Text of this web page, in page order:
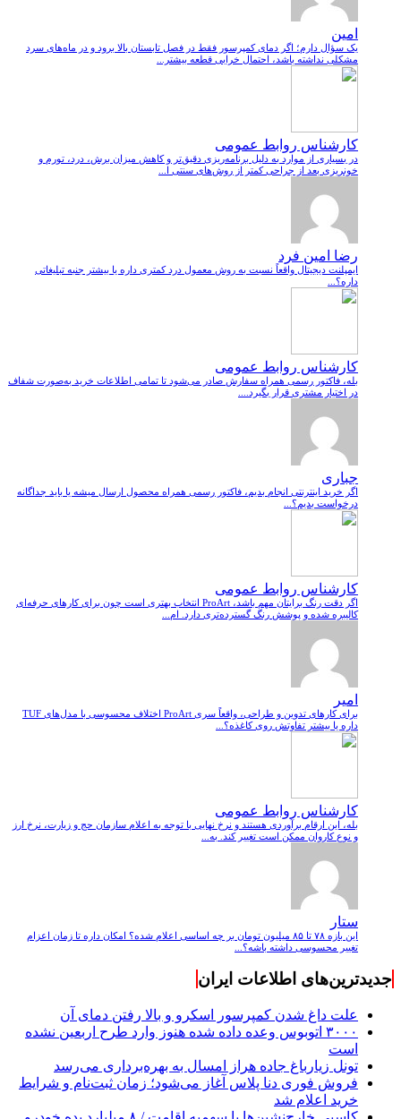
امین
یک سؤال دارم؛ اگر دمای کمپرسور فقط در فصل تابستان بالا برود و در ماه‌های سرد
مشکلی نداشته باشد، احتمال خرابی قطعه بیشتر...
کارشناس روابط عمومی
در بسیاری از موارد به دلیل برنامه‌ریزی دقیق‌تر و کاهش میزان برش، درد، تورم و
خونریزی بعد از جراحی کمتر از روش‌های سنتی ا...
رضا امین فرد
ایمپلنت دیجیتال واقعاً نسبت به روش معمول درد کمتری داره یا بیشتر جنبه تبلیغاتی
داره؟...
کارشناس روابط عمومی
بله، فاکتور رسمی همراه سفارش صادر می‌شود تا تمامی اطلاعات خرید به‌صورت شفاف
در اختیار مشتری قرار بگیرد....
جباری
اگر خرید اینترنتی انجام بدیم، فاکتور رسمی همراه محصول ارسال میشه یا باید جداگانه
درخواست بدیم؟...
کارشناس روابط عمومی
اگر دقت رنگ برایتان مهم باشد، ProArt انتخاب بهتری است چون برای کارهای حرفه‌ای
کالیبره شده و پوشش رنگ گسترده‌تری دارد. ام...
امیر
برای کارهای تدوین و طراحی، واقعاً سری ProArt اختلاف محسوسی با مدل‌های TUF
داره یا بیشتر تفاوتش روی کاغذه؟...
کارشناس روابط عمومی
بله، این ارقام برآوردی هستند و نرخ نهایی با توجه به اعلام سازمان حج و زیارت، نرخ ارز
و نوع کاروان ممکن است تغییر کند. به...
ستار
این بازه ۷۸ تا ۸۵ میلیون تومان بر چه اساسی اعلام شده؟ امکان داره تا زمان اعزام
تغییر محسوسی داشته باشه؟...
جدیدترین‌های اطلاعات ایران
علت داغ شدن کمپرسور اسکرو و بالا رفتن دمای آن
۳۰۰۰ اتوبوس وعده داده شده هنوز وارد طرح اربعین نشده
است
تونل زیارباغ جاده هراز امسال به بهره‌برداری می‌رسد
فروش فوری دنا پلاس آغاز می‌شود؛ زمان ثبت‌نام و شرایط
خرید اعلام شد